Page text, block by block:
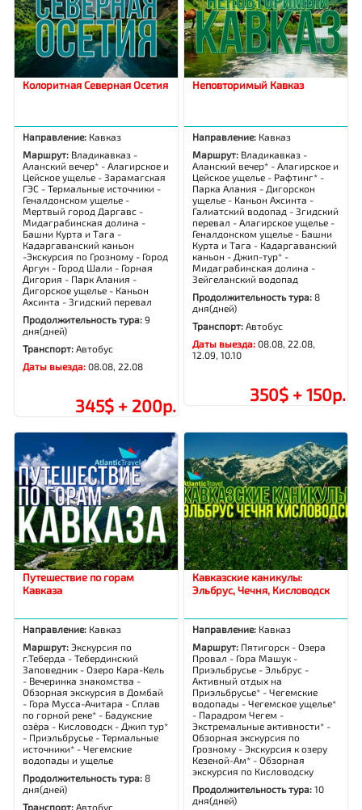
Колоритная Северная Осетия
Направление: Кавказ
Маршрут: Владикавказ -
Аланский вечер* - Алагирское и
Цейское ущелье - Зарамагская
ГЭС - Термальные источники -
Геналдонском ущелье -
Мертвый город Даргавс -
Мидаграбинская долина -
Башни Курта и Тага -
Кадаргаванский каньон
-Экскурсия по Грозному - Город
Аргун - Город Шали - Горная
Дигория - Парк Алания -
Дигорское ущелье - Каньон
Ахсинта - Згидский перевал
Продолжительность тура:9
дня(дней)
Транспорт:Автобус
Даты выезда:08.08, 22.08
345$ + 200р.
Неповторимый Кавказ
Направление: Кавказ
Маршрут: Владикавказ -
Аланский вечер* - Алагирское и
Цейское ущелье - Рафтинг* -
Парка Алания - Дигорскон
ущелье - Каньон Ахсинта -
Галиатский водопад - Згидский
перевал - Алагирское ущелье -
Геналдонском ущелье - Башни
Курта и Тага - Кадаргаванский
каньон - Джип-тур* -
Мидаграбинская долина -
Зейгеланский водопад
Продолжительность тура:8
дня(дней)
Транспорт:Автобус
Даты выезда:08.08, 22.08,
12.09, 10.10
350$ + 150р.
Путешествие по горам
Кавказа
Направление: Кавказ
Маршрут:Экскурсия по
г.Теберда - Тебердинский
Заповедник - Озеро Кара-Кель
- Вечеринка знакомства -
Обзорная экскурсия в Домбай
- Гора Мусса-Ачитара - Сплав
по горной реке* - Бадукские
озёра - Кисловодск - Джип тур*
- Приэльбрусье - Термальные
источники* - Чегемские
водопады и ущелье
Продолжительность тура:8
дня(дней)
Транспорт:Автобус
Кавказские каникулы:
Эльбрус, Чечня, Кисловодск
Направление: Кавказ
Маршрут: Пятигорск - Озера
Провал - Гора Машук -
Приэльбрусье - Эльбрус -
Активный отдых на
Приэльбрусье* - Чегемские
водопады - Чегемское ущелье*
- Парадром Чегем -
Экстремальные активности* -
Обзорная экскурсия по
Грозному - Экскурсия к озеру
Кезеной-Ам* - Обзорная
экскурсия по Кисловодску
Продолжительность тура:10
дня(дней)